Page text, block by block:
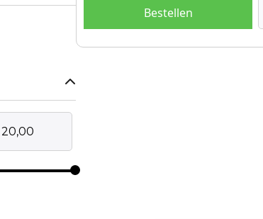
Bestellen